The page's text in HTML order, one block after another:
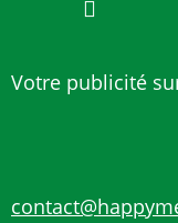
Votre publicité